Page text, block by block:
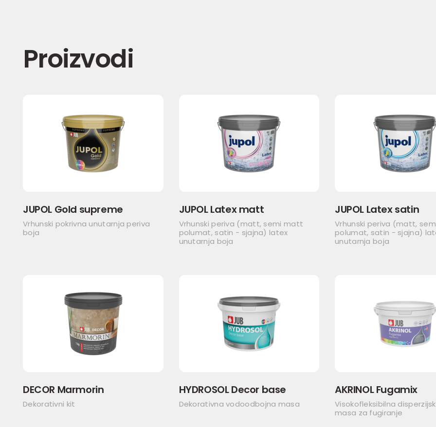
Proizvodi
JUPOL Gold supreme
Vrhunski pokrivna unutarnja periva
boja
JUPOL Latex matt
Vrhunski periva (matt, semi matt
polumat, satin - sjajna) latex
unutarnja boja
JUPOL Latex satin
Vrhunski periva (matt,
polumat, satin - sjajna)
unutarnja boja
DECOR Marmorin
Dekorativni kit
HYDROSOL Decor base
Dekorativna vodoodbojna masa
AKRINOL Fugamix
Visokofleksibilna
masa za fugiranje